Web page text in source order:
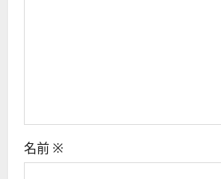
名前 ※